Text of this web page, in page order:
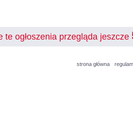
te ogłoszenia przegląda jeszcze
strona główna